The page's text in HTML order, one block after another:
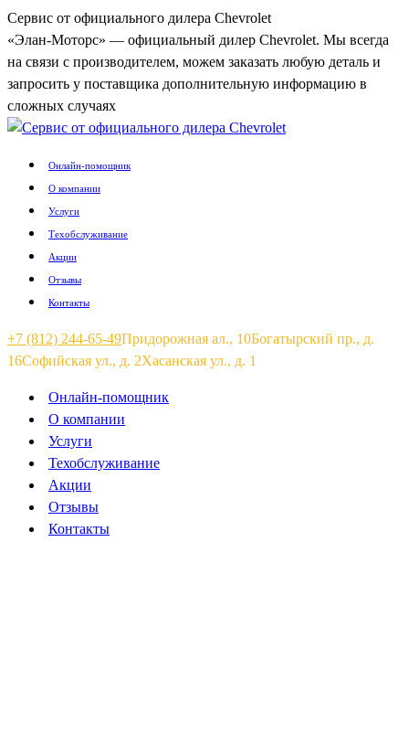
Перейти
к
содержанию
Сервис от официального дилера Chevrolet
«Элан-Моторс» — официальный дилер Chevrolet. Мы всегда
на связи с производителем, можем заказать любую деталь и
запросить у поставщика дополнительную информацию в
сложных случаях
Онлайн-помощник
О компании
Услуги
Техобслуживание
Акции
Отзывы
Контакты
+7 (812) 244-65-49Придорожная ал., 10Богатырский пр., д.
16Софийская ул., д. 2Хасанская ул., д. 1
Вконтакте
открывается
новом
окне
Telegram
открывается
новом
окне
Онлайн-помощник
О компании
Услуги
Техобслуживание
Акции
Отзывы
Контакты